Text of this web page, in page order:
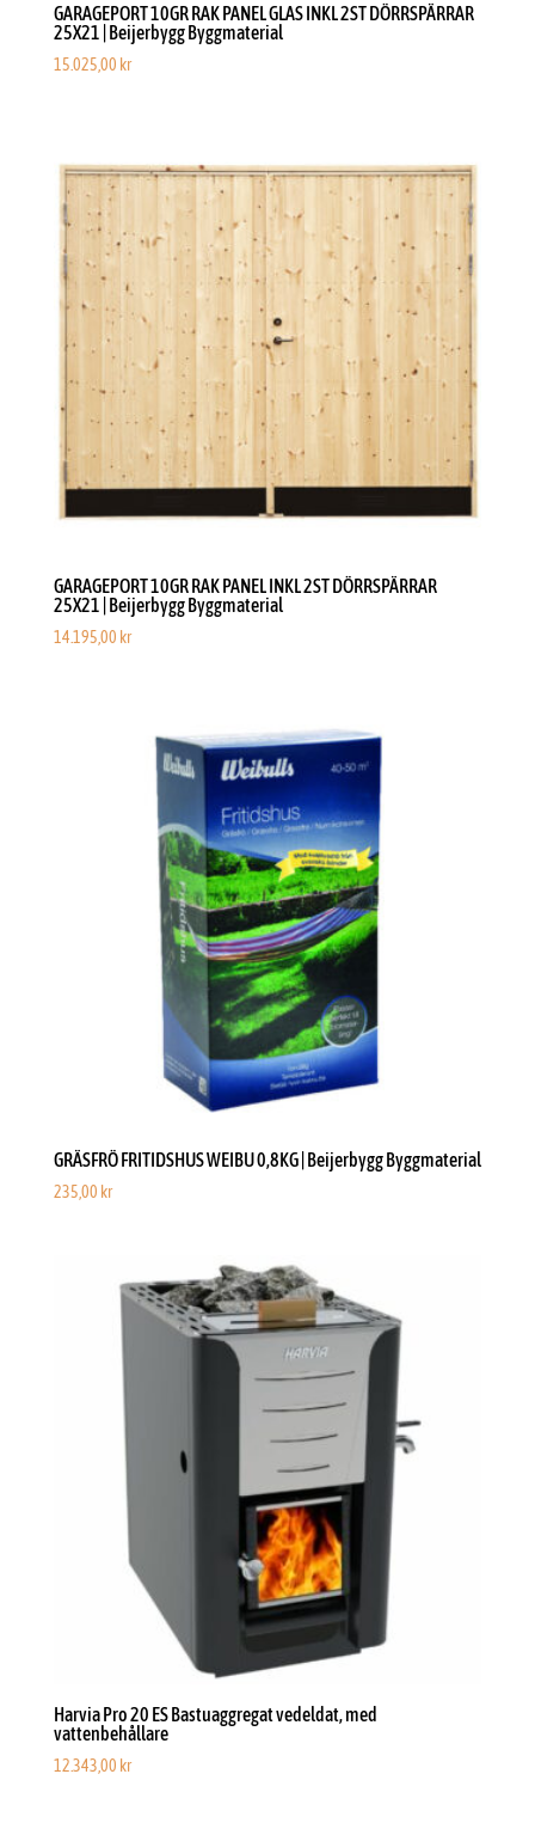
GARAGEPORT 10GR RAK PANEL GLAS INKL 2ST DÖRRSPÄRRAR
25X21 | Beijerbygg Byggmaterial
15.025,00 kr
GARAGEPORT 10GR RAK PANEL INKL 2ST DÖRRSPÄRRAR
25X21 | Beijerbygg Byggmaterial
14.195,00 kr
GRÄSFRÖ FRITIDSHUS WEIBU 0,8KG | Beijerbygg Byggmaterial
235,00 kr
Harvia Pro 20 ES Bastuaggregat vedeldat, med
vattenbehållare
12.343,00 kr